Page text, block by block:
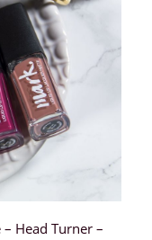
Head Turner –